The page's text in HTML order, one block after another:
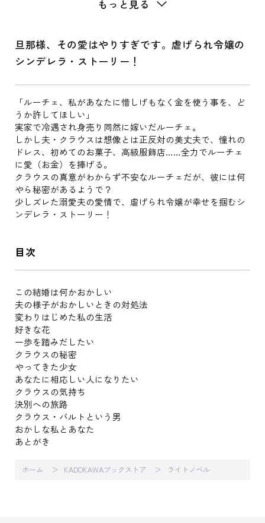
もっと見る
旦那様、その愛はやりすぎです。虐げられ令嬢の
シンデレラ・ストーリー！
「ルーチェ、私があなたに惜しげもなく金を使う事を、ど
うか許してほしい」
実家で冷遇され身売り同然に嫁いだルーチェ。
しかし夫・クラウスは想像とは正反対の美丈夫で、憧れの
ドレス、初めてのお菓子、高級服飾店……全力でルーチェ
に愛（お金）を捧げる。
クラウスの真意がわからず不安なルーチェだが、彼には何
やら秘密があるようで？
少しズレた溺愛夫の愛情で、虐げられ令嬢が幸せを掴むシ
ンデレラ・ストーリー！
目次
この結婚は何かおかしい
夫の様子がおかしいときの対処法
変わりはじめた私の生活
好きな花
一歩を踏みだしたい
クラウスの秘密
やってきた少女
あなたに相応しい人になりたい
クラウスの気持ち
決別への旅路
クラウス・バルトという男
おかしな私とあなた
あとがき
ホーム KADOKAWAブックストア ライトノベル